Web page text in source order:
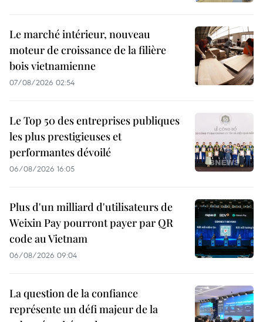
Le marché intérieur, nouveau
moteur de croissance de la filière
bois vietnamienne
07/08/2026 02:54
Le Top 50 des entreprises publiques
les plus prestigieuses et
performantes dévoilé
06/08/2026 16:05
Plus d'un milliard d'utilisateurs de
Weixin Pay pourront payer par QR
code au Vietnam
06/08/2026 09:04
La question de la confiance
représente un défi majeur de la